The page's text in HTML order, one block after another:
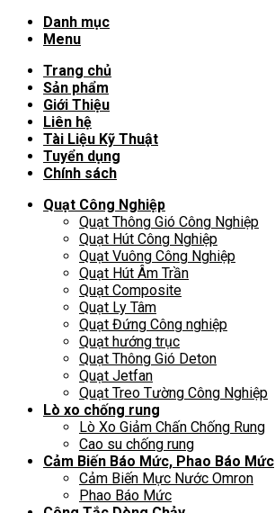
Danh mục
Menu
Trang chủ
Sản phẩm
Giới Thiệu
Liên hệ
Tài Liệu Kỹ Thuật
Tuyển dụng
Chính sách
Quạt Công Nghiệp
Quạt Thông Gió Công Nghiệp
Quạt Hút Công Nghiệp
Quạt Vuông Công Nghiệp
Quạt Hút Âm Trần
Quạt Composite
Quạt Ly Tâm
Quạt Đứng Công nghiệp
Quạt hướng trục
Quạt Thông Gió Deton
Quạt Jetfan
Quạt Treo Tường Công Nghiệp
Lò xo chống rung
Lò Xo Giảm Chấn Chống Rung
Cao su chống rung
Cảm Biến Báo Mức, Phao Báo Mức
Cảm Biến Mực Nước Omron
Phao Báo Mức